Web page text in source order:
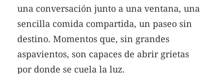
una conversación junto a una ventana, una
sencilla comida compartida, un paseo sin
destino. Momentos que, sin grandes
aspavientos, son capaces de abrir grietas
por donde se cuela la luz.